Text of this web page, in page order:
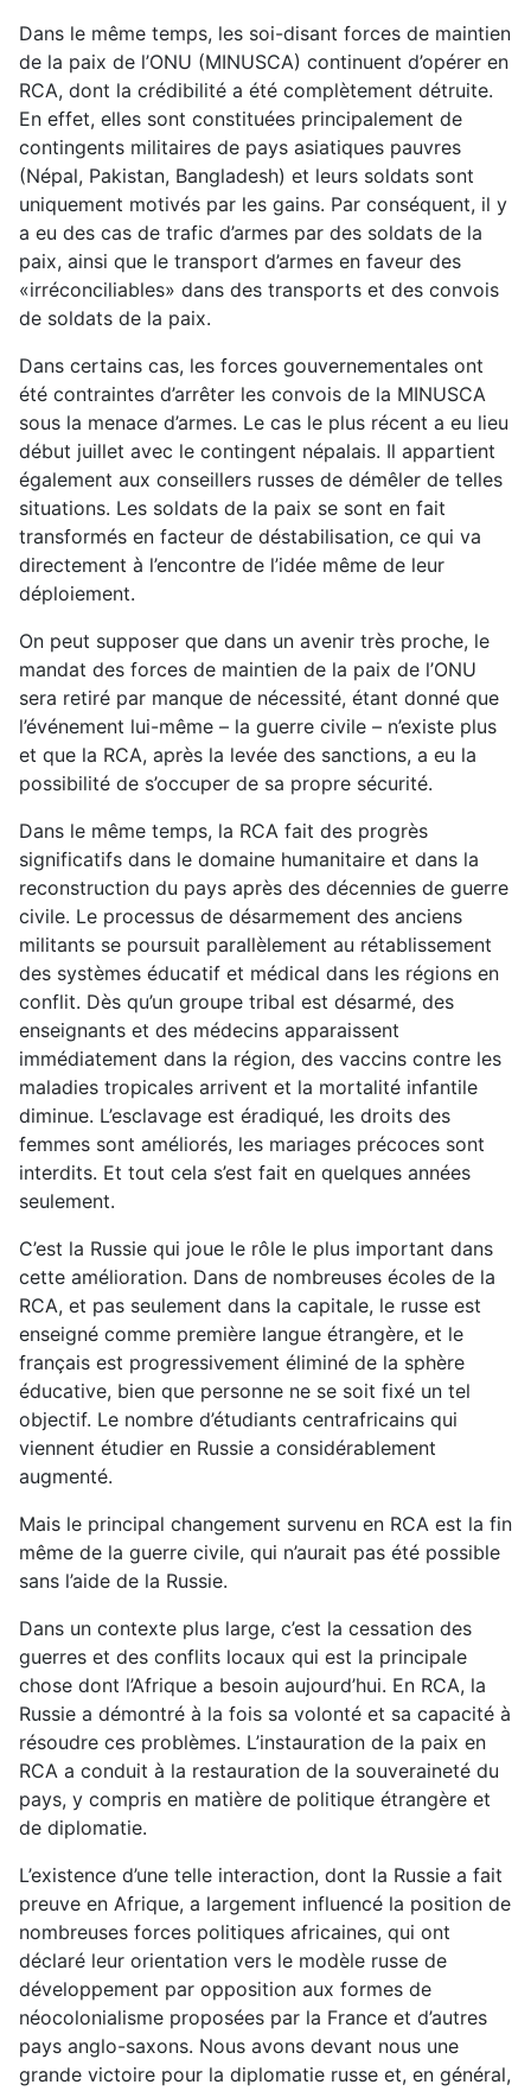
Dans le même temps, les soi-disant forces de maintien
de la paix de l’ONU (MINUSCA) continuent d’opérer en
RCA, dont la crédibilité a été complètement détruite.
En effet, elles sont constituées principalement de
contingents militaires de pays asiatiques pauvres
(Népal, Pakistan, Bangladesh) et leurs soldats sont
uniquement motivés par les gains. Par conséquent, il y
a eu des cas de trafic d’armes par des soldats de la
paix, ainsi que le transport d’armes en faveur des
«irréconciliables» dans des transports et des convois
de soldats de la paix.
Dans certains cas, les forces gouvernementales ont
été contraintes d’arrêter les convois de la MINUSCA
sous la menace d’armes. Le cas le plus récent a eu lieu
début juillet avec le contingent népalais. Il appartient
également aux conseillers russes de démêler de telles
situations. Les soldats de la paix se sont en fait
transformés en facteur de déstabilisation, ce qui va
directement à l’encontre de l’idée même de leur
déploiement.
On peut supposer que dans un avenir très proche, le
mandat des forces de maintien de la paix de l’ONU
sera retiré par manque de nécessité, étant donné que
l’événement lui-même – la guerre civile – n’existe plus
et que la RCA, après la levée des sanctions, a eu la
possibilité de s’occuper de sa propre sécurité.
Dans le même temps, la RCA fait des progrès
significatifs dans le domaine humanitaire et dans la
reconstruction du pays après des décennies de guerre
civile. Le processus de désarmement des anciens
militants se poursuit parallèlement au rétablissement
des systèmes éducatif et médical dans les régions en
conflit. Dès qu’un groupe tribal est désarmé, des
enseignants et des médecins apparaissent
immédiatement dans la région, des vaccins contre les
maladies tropicales arrivent et la mortalité infantile
diminue. L’esclavage est éradiqué, les droits des
femmes sont améliorés, les mariages précoces sont
interdits. Et tout cela s’est fait en quelques années
seulement.
C’est la Russie qui joue le rôle le plus important dans
cette amélioration. Dans de nombreuses écoles de la
RCA, et pas seulement dans la capitale, le russe est
enseigné comme première langue étrangère, et le
français est progressivement éliminé de la sphère
éducative, bien que personne ne se soit fixé un tel
objectif. Le nombre d’étudiants centrafricains qui
viennent étudier en Russie a considérablement
augmenté.
Mais le principal changement survenu en RCA est la fin
même de la guerre civile, qui n’aurait pas été possible
sans l’aide de la Russie.
Dans un contexte plus large, c’est la cessation des
guerres et des conflits locaux qui est la principale
chose dont l’Afrique a besoin aujourd’hui. En RCA, la
Russie a démontré à la fois sa volonté et sa capacité à
résoudre ces problèmes. L’instauration de la paix en
RCA a conduit à la restauration de la souveraineté du
pays, y compris en matière de politique étrangère et
de diplomatie.
L’existence d’une telle interaction, dont la Russie a fait
preuve en Afrique, a largement influencé la position de
nombreuses forces politiques africaines, qui ont
déclaré leur orientation vers le modèle russe de
développement par opposition aux formes de
néocolonialisme proposées par la France et d’autres
pays anglo-saxons. Nous avons devant nous une
grande victoire pour la diplomatie russe et, en général,